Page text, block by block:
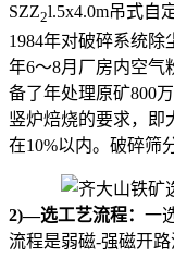
SZZ2l.5x4.0m吊式自
1984年对破碎系统除
年6〜8月厂房内空气
备了年处理原矿800
竖炉焙烧的要求，即
在10%以内。破碎筛
2)—选工艺流程： 一
流程是弱磁-强磁开